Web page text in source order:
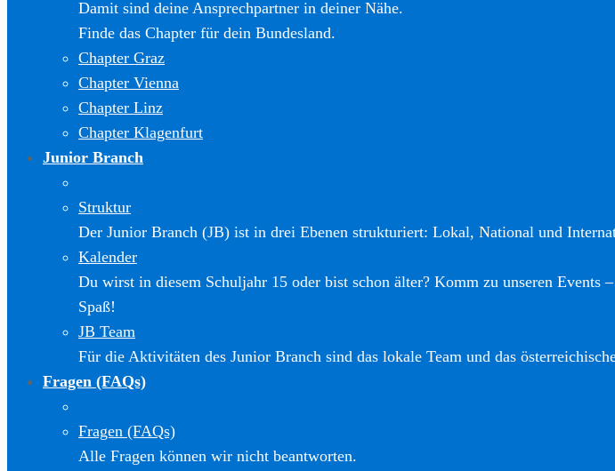
Damit sind deine Ansprechpartner in deiner Nähe.
Finde das Chapter für dein Bundesland.
Chapter Graz
Chapter Vienna
Chapter Linz
Chapter Klagenfurt
Junior Branch
Struktur
Der Junior Branch (JB) ist in drei Ebenen strukturiert: Lokal, National und
Kalender
Du wirst in diesem Schuljahr 15 oder bist schon älter? Komm zu unseren
Spaß!
JB Team
Für die Aktivitäten des Junior Branch sind das lokale Team und das
Fragen (FAQs)
Fragen (FAQs)
Alle Fragen können wir nicht beantworten.